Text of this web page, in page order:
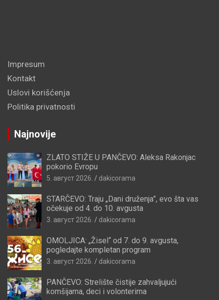
Impresum
Kontakt
Uslovi korišćenja
Politika privatnosti
Najnovije
ZLATO STIŽE U PANČEVO: Aleksa Rakonjac
pokorio Evropu
5. август 2026. dakicorama
STARČEVO: Traju „Dani druženja”, evo šta vas
očekuje od 4. do 10. avgusta
3. август 2026. dakicorama
OMOLJICA: „Žisel“ od 7. do 9. avgusta,
pogledajte kompletan program
3. август 2026. dakicorama
PANČEVO: Strelište čistije zahvaljujući
komšijama, deci i volonterima